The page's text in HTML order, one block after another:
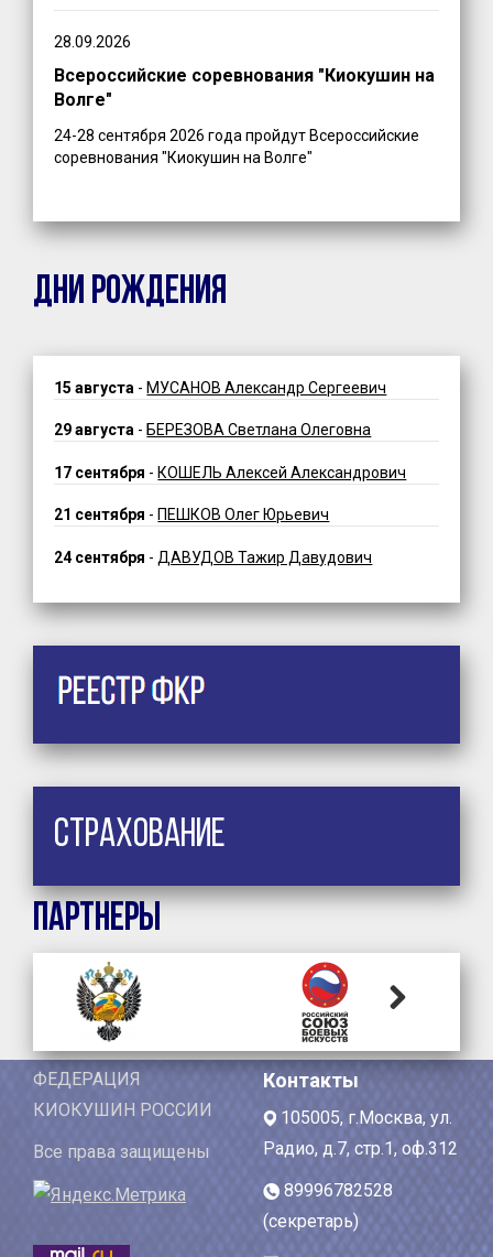
28.09.2026
Всероссийские соревнования "Киокушин на
Волге"
24-28 сентября 2026 года пройдут Всероссийские
соревнования "Киокушин на Волге"
ДНИ РОЖДЕНИЯ
15 августа - МУСАНОВ Александр Сергеевич
29 августа - БЕРЕЗОВА Светлана Олеговна
17 сентября - КОШЕЛЬ Алексей Александрович
21 сентября - ПЕШКОВ Олег Юрьевич
24 сентября - ДАВУДОВ Тажир Давудович
Страхование
Партнеры
ФЕДЕРАЦИЯ
КИОКУШИН РОССИИ
Все права защищены
Контакты
105005, г.Москва, ул.
Радио, д.7, стр.1, оф.312
89996782528
(секретарь)